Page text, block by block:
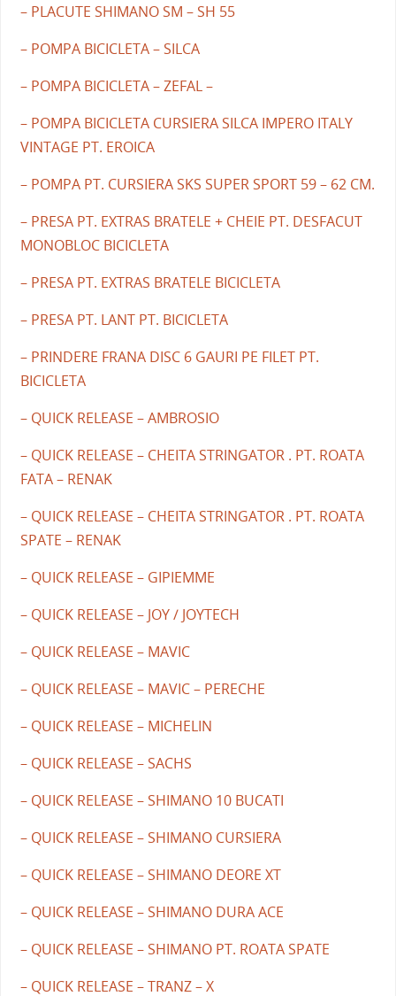
– PLACUTE SHIMANO SM – SH 55
– POMPA BICICLETA – SILCA
– POMPA BICICLETA – ZEFAL –
– POMPA BICICLETA CURSIERA SILCA IMPERO ITALY
VINTAGE PT. EROICA
– POMPA PT. CURSIERA SKS SUPER SPORT 59 – 62 CM.
– PRESA PT. EXTRAS BRATELE + CHEIE PT. DESFACUT
MONOBLOC BICICLETA
– PRESA PT. EXTRAS BRATELE BICICLETA
– PRESA PT. LANT PT. BICICLETA
– PRINDERE FRANA DISC 6 GAURI PE FILET PT.
BICICLETA
– QUICK RELEASE – AMBROSIO
– QUICK RELEASE – CHEITA STRINGATOR . PT. ROATA
FATA – RENAK
– QUICK RELEASE – CHEITA STRINGATOR . PT. ROATA
SPATE – RENAK
– QUICK RELEASE – GIPIEMME
– QUICK RELEASE – JOY / JOYTECH
– QUICK RELEASE – MAVIC
– QUICK RELEASE – MAVIC – PERECHE
– QUICK RELEASE – MICHELIN
– QUICK RELEASE – SACHS
– QUICK RELEASE – SHIMANO 10 BUCATI
– QUICK RELEASE – SHIMANO CURSIERA
– QUICK RELEASE – SHIMANO DEORE XT
– QUICK RELEASE – SHIMANO DURA ACE
– QUICK RELEASE – SHIMANO PT. ROATA SPATE
– QUICK RELEASE – TRANZ – X